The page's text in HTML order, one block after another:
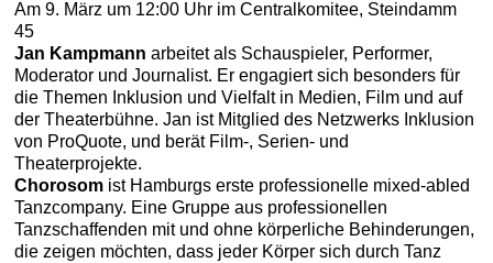
Am 9. März um 12:00 Uhr im Centralkomitee, Steindamm
45
Jan Kampmann arbeitet als Schauspieler, Performer,
Moderator und Journalist. Er engagiert sich besonders für
die Themen Inklusion und Vielfalt in Medien, Film und auf
der Theaterbühne. Jan ist Mitglied des Netzwerks Inklusion
von ProQuote, und berät Film-, Serien- und
Theaterprojekte.
Chorosom ist Hamburgs erste professionelle mixed-abled
Tanzcompany. Eine Gruppe aus professionellen
Tanzschaffenden mit und ohne körperliche Behinderungen,
die zeigen möchten, dass jeder Körper sich durch Tanz